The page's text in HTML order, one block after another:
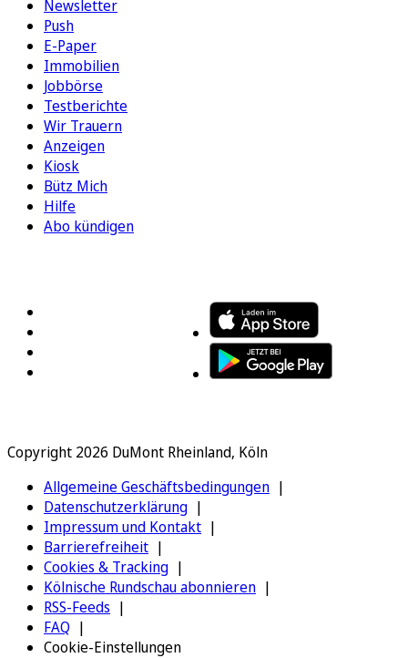
Newsletter
Push
E-Paper
Immobilien
Jobbörse
Testberichte
Wir Trauern
Anzeigen
Kiosk
Bütz Mich
Hilfe
Abo kündigen
Copyright 2026 DuMont Rheinland, Köln
Allgemeine Geschäftsbedingungen
Datenschutzerklärung
Impressum und Kontakt
Barrierefreiheit
Cookies & Tracking
Kölnische Rundschau abonnieren
RSS-Feeds
FAQ
Cookie-Einstellungen